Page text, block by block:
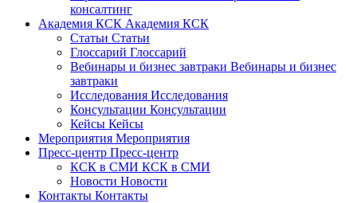
консалтинг
Академия КСК Академия КСК
Статьи Статьи
Глоссарий Глоссарий
Вебинары и бизнес завтраки Вебинары и бизнес
завтраки
Исследования Исследования
Консультации Консультации
Кейсы Кейсы
Мероприятия Мероприятия
Пресс-центр Пресс-центр
КСК в СМИ КСК в СМИ
Новости Новости
Контакты Контакты